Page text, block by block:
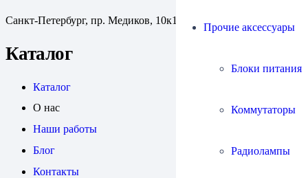
Прочие аксессуары
Блоки питания
Коммутаторы
Радиолампы
Санкт-Петербург, пр. Медиков, 10к1
Каталог
Каталог
О нас
Наши работы
Блог
Контакты